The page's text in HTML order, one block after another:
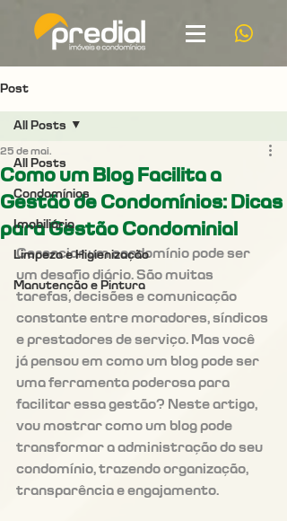
Post
All Posts
Condomínios
Imobiliária
Limpeza e Higienização
Manutenção e Pintura
All Posts
Como um Blog Facilita a
Gestão de Condomínios: Dicas
para Gestão Condominial
25 de mai.
Gerenciar um condomínio pode ser
um desafio diário. São muitas
tarefas, decisões e comunicação
constante entre moradores, síndicos
e prestadores de serviço. Mas você
já pensou em como um blog pode ser
uma ferramenta poderosa para
facilitar essa gestão? Neste artigo,
vou mostrar como um blog pode
transformar a administração do seu
condomínio, trazendo organização,
transparência e engajamento.